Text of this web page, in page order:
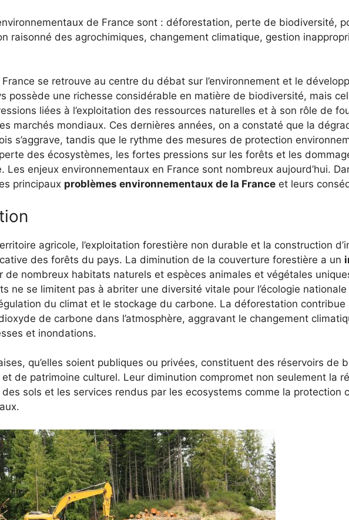
de France sont : déforestation, perte de biodiversité,
raisonné des agrochimiques, changement climatique, gestion
se retrouve au centre du débat sur l’environnement et le
possède une richesse considérable en matière de biodiversité, mais
liées à l’exploitation des ressources naturelles et à son rôle de
marchés mondiaux. Ces dernières années, on a constaté que la
s’aggrave, tandis que le rythme des mesures de protection
des écosystèmes, les fortes pressions sur les forêts et les
Les enjeux environnementaux en France sont nombreux aujourd’hui.
principaux problèmes environnementaux de la France et leurs
agricole, l’exploitation forestière non durable et la construction
des forêts du pays. La diminution de la couverture forestière a un
de nombreux habitats naturels et espèces animales et végétales
ne se limitent pas à abriter une diversité vitale pour l’écologie
du climat et le stockage du carbone. La déforestation contribue
de carbone dans l’atmosphère, aggravant le changement
et inondations.
qu’elles soient publiques ou privées, constituent des réservoirs de
de patrimoine culturel. Leur diminution compromet non seulement la
sols et les services rendus par les ecosystems comme la protection